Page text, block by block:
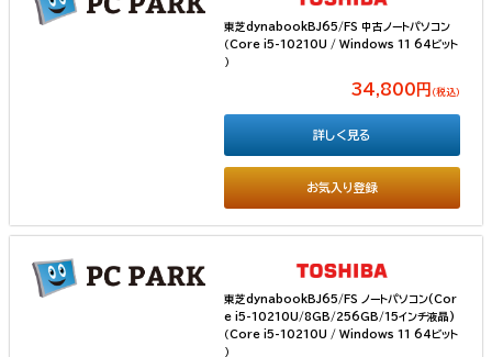
東芝dynabookBJ65/FS 中古ノートパソコン
（Core i5-10210U / Windows 11 64ビット
）
34,800円 （税込）
お気入り登録
詳しく見る
東芝dynabookBJ65/FS ノートパソコン(Cor
e i5-10210U/8GB/256GB/15インチ液晶)
（Core i5-10210U / Windows 11 64ビット
）